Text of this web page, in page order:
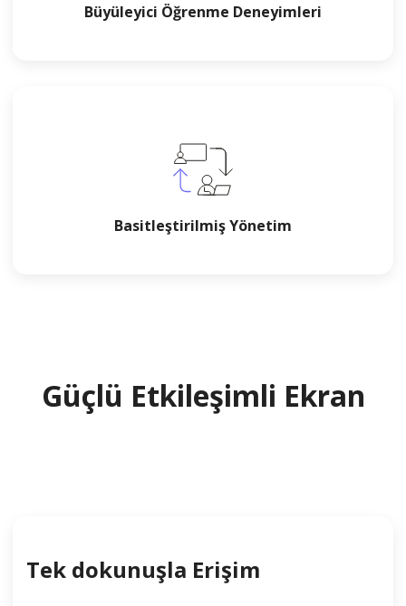
Büyüleyici Öğrenme Deneyimleri
Basitleştirilmiş Yönetim
Güçlü Etkileşimli Ekran
Tek dokunuşla Erişim